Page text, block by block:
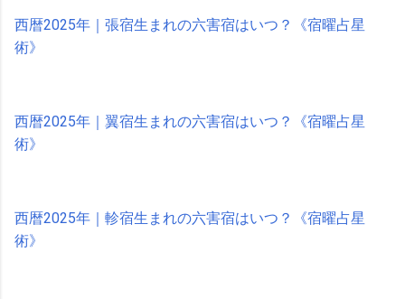
西暦2025年｜張宿生まれの六害宿はいつ？《宿曜占星
術》
西暦2025年｜翼宿生まれの六害宿はいつ？《宿曜占星
術》
西暦2025年｜軫宿生まれの六害宿はいつ？《宿曜占星
術》